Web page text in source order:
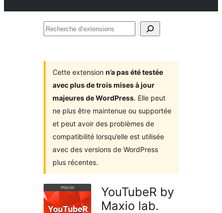
Recherche
Cette extension n’a pas été testée
avec plus de trois mises à jour
majeures de WordPress. Elle peut
ne plus être maintenue ou supportée
et peut avoir des problèmes de
compatibilité lorsqu’elle est utilisée
avec des versions de WordPress
plus récentes.
YouTubeR by
Maxio lab.